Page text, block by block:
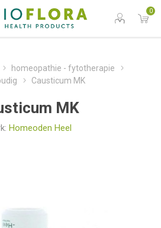
0
homeopathie - fytotherapie
Causticum MK
MK
Homeoden Heel